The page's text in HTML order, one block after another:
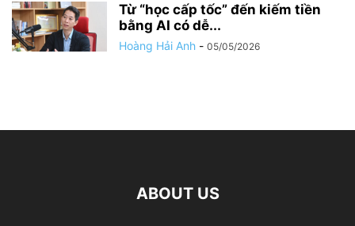
Từ “học cấp tốc” đến kiếm tiền
bằng AI có dễ...
Hoàng Hải Anh - 05/05/2026
ABOUT US